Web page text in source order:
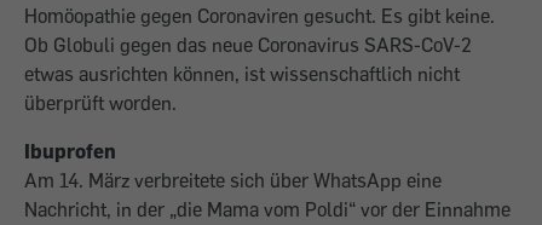
Homöopathie gegen Coronaviren gesucht. Es gibt keine.
Ob Globuli gegen das neue Coronavirus SARS-CoV-2
etwas ausrichten können, ist wissenschaftlich nicht
überprüft worden.
Ibuprofen
Am 14. März verbreitete sich über WhatsApp eine
Nachricht, in der „die Mama vom Poldi“ vor der Einnahme